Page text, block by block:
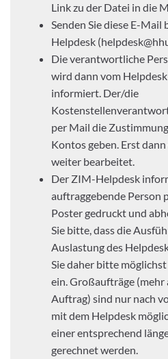
Link zu der Datei in die
Senden Sie diese E-
Helpdesk
Die verantwortliche
wird dann vom
informiert. Der/die
per Mail die
Kontos geben. Erst
weiter bearbeitet.
Der ZIM-Helpdesk
auftraggebende Person
Poster gedruckt und
Sie bitte, dass die
Auslastung des
Sie daher bitte
ein. Großaufträge (mehr
Auftrag) sind nur nach
mit dem Helpdesk
einer entsprechend
gerechnet werden.